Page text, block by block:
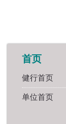
首页
健行首页
单位首页